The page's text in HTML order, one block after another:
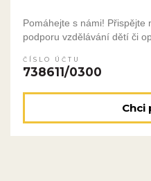
Pomáhejte s námi! Přispějte
podporu vzdělávání dětí či
ČÍSLO ÚČTU
738611/0300
Chci